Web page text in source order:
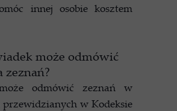
innej osobie kosztem
może odmówić
zeznań?
odmówić zeznań w
przewidzianych w Kodeksie